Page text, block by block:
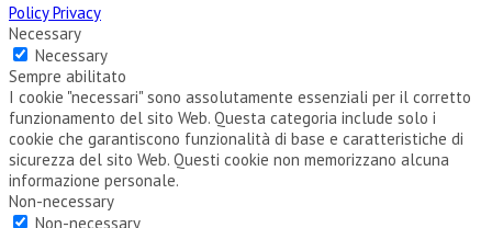
Policy Privacy
Necessary
Necessary
Sempre abilitato
I cookie "necessari" sono assolutamente essenziali per il corretto
funzionamento del sito Web. Questa categoria include solo i
cookie che garantiscono funzionalità di base e caratteristiche di
sicurezza del sito Web. Questi cookie non memorizzano alcuna
informazione personale.
Non-necessary
Non-necessary